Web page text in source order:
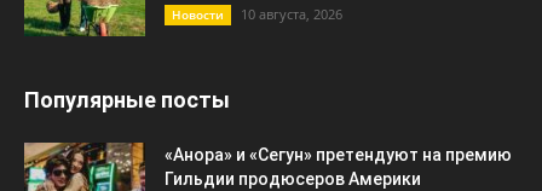
Новости 10 августа, 2026
Популярные посты
«Анора» и «Сегун» претендуют на премию
Гильдии продюсеров Америки